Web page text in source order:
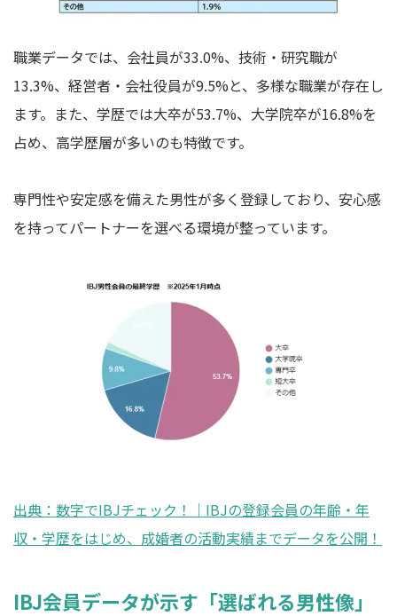
職業データでは、会社員が33.0%、技術・研究職が
13.3%、経営者・会社役員が9.5%と、多様な職業が存在し
ます。また、学歴では大卒が53.7%、大学院卒が16.8%を
占め、高学歴層が多いのも特徴です。
専門性や安定感を備えた男性が多く登録しており、安心感
を持ってパートナーを選べる環境が整っています。
出典：数字でIBJチェック！｜IBJの登録会員の年齢・年
収・学歴をはじめ、成婚者の活動実績までデータを公開！
IBJ会員データが示す「選ばれる男性像」